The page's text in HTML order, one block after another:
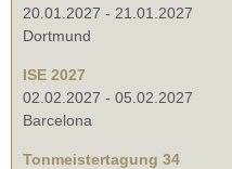
20.01.2027 - 21.01.2027
Dortmund
ISE 2027
02.02.2027 - 05.02.2027
Barcelona
Tonmeistertagung 34